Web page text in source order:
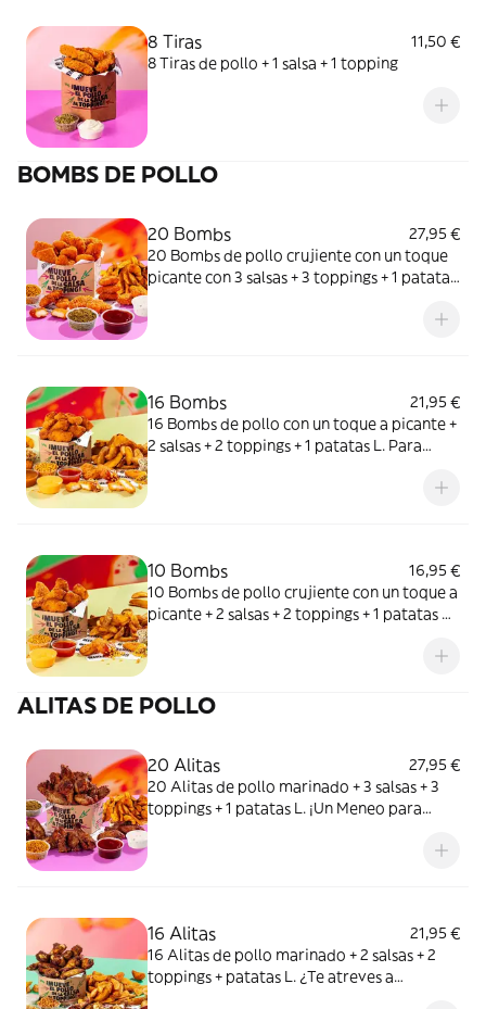
8 Tiras
11,50 €
8 Tiras de pollo + 1 salsa + 1 topping
BOMBS DE POLLO
20 Bombs
27,95 €
20 Bombs de pollo crujiente con un toque
picante con 3 salsas + 3 toppings + 1 patatas
16 Bombs
21,95 €
16 Bombs de pollo con un toque a picante +
2 salsas + 2 toppings + 1 patatas L. Para
10 Bombs
16,95 €
10 Bombs de pollo crujiente con un toque a
picante + 2 salsas + 2 toppings + 1 patatas M.
ALITAS DE POLLO
20 Alitas
27,95 €
20 Alitas de pollo marinado + 3 salsas + 3
toppings + 1 patatas L. ¡Un Meneo para
16 Alitas
21,95 €
16 Alitas de pollo marinado + 2 salsas + 2
toppings + patatas L. ¿Te atreves a